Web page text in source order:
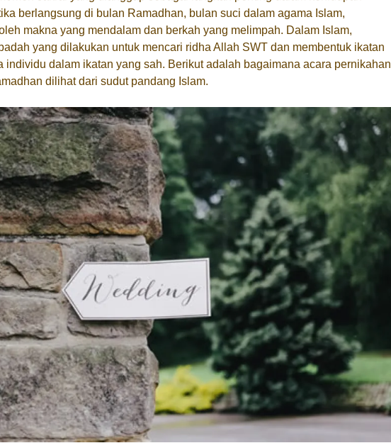
berlangsung di bulan Ramadhan, bulan suci dalam agama Islam,
makna yang mendalam dan berkah yang melimpah. Dalam Islam,
yang dilakukan untuk mencari ridha Allah SWT dan membentuk ikatan
individu dalam ikatan yang sah. Berikut adalah bagaimana acara pernikahan
dilihat dari sudut pandang Islam.